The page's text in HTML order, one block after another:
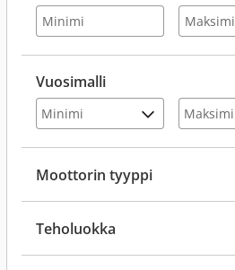
Vuosimalli
Moottorin tyyppi
Teholuokka